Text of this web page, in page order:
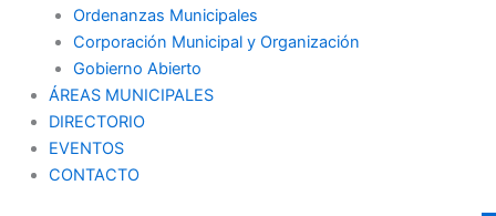
Ordenanzas Municipales
Corporación Municipal y Organización
Gobierno Abierto
ÁREAS MUNICIPALES
DIRECTORIO
EVENTOS
CONTACTO